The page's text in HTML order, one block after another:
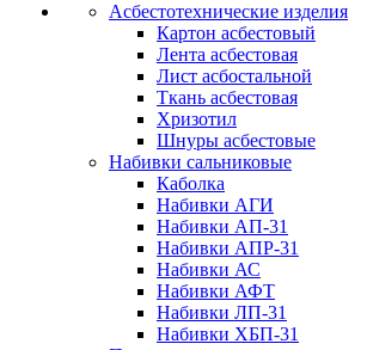
Асбестотехнические изделия
Картон асбестовый
Лента асбестовая
Лист асбостальной
Ткань асбестовая
Хризотил
Шнуры асбестовые
Набивки сальниковые
Каболка
Набивки АГИ
Набивки АП-31
Набивки АПР-31
Набивки АС
Набивки АФТ
Набивки ЛП-31
Набивки ХБП-31